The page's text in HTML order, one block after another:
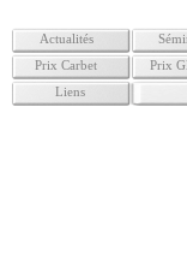
Actualités
Prix Carbet
Prix
Liens